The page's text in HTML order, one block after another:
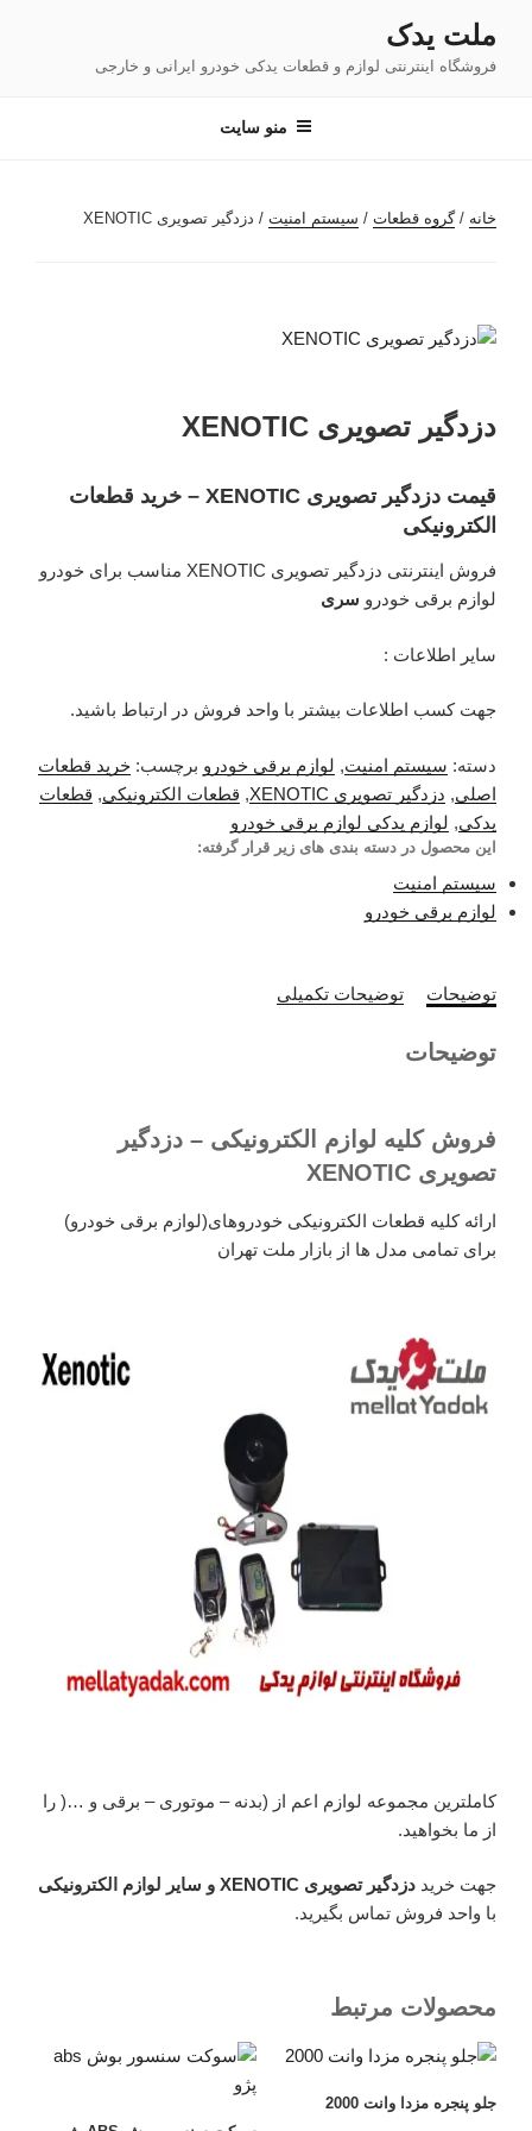
محتوا
ملت یدک
فروشگاه اینترنتی لوازم و قطعات یدکی خودرو ایرانی و خارجی
منو سایت
خانه /گروه قطعات / سیستم امنیت / دزدگیر تصویری XENOTIC
دزدگیر تصویری XENOTIC
قیمت دزدگیر تصویری XENOTIC – خرید قطعات
الکترونیکی
فروش اینترنتی دزدگیر تصویری XENOTIC مناسب برای خودرو
لوازم برقی خودرو سری
سایر اطلاعات :
جهت کسب اطلاعات بیشتر با واحد فروش در ارتباط باشید.
دسته: سیستم امنیت, لوازم برقی خودرو برچسب: خرید قطعات
اصلی, دزدگیر تصویری XENOTIC , قطعات الکترونیکی, قطعات
یدکی, لوازم یدکی لوازم برقی خودرو
این محصول در دسته بندی های زیر قرار گرفته:
سیستم امنیت
لوازم برقی خودرو
توضیحات توضیحات تکمیلی
توضیحات
فروش کلیه لوازم الکترونیکی – دزدگیر
تصویری XENOTIC
ارائه کلیه قطعات الکترونیکی خودروهای(لوازم برقی خودرو)
برای تمامی مدل ها از بازار ملت تهران
کاملترین مجموعه لوازم اعم از (بدنه – موتوری – برقی و …( را
از ما بخواهید.
جهت خرید دزدگیر تصویری XENOTIC و سایر لوازم الکترونیکی
با واحد فروش تماس بگیرید.
محصولات مرتبط
جلو پنجره مزدا وانت 2000